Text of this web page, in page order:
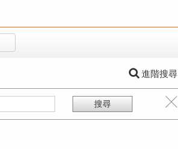
進階搜尋